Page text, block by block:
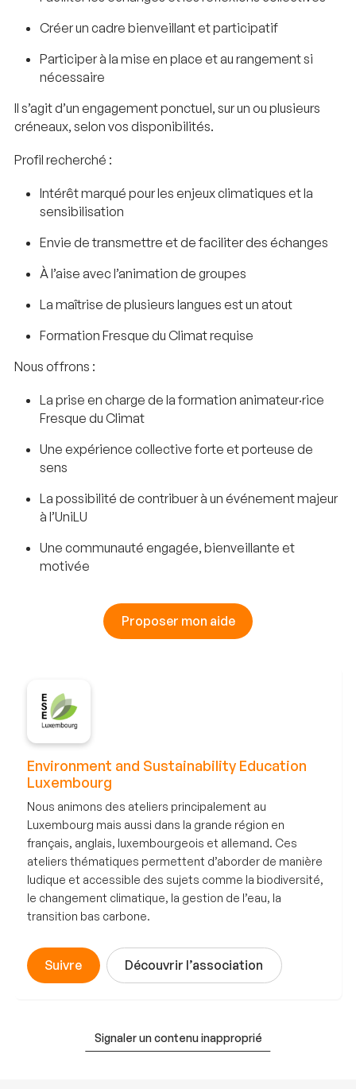
Créer un cadre bienveillant et participatif
Participer à la mise en place et au rangement si
nécessaire
Il s’agit d’un engagement ponctuel, sur un ou plusieurs
créneaux, selon vos disponibilités.
Profil recherché :
Intérêt marqué pour les enjeux climatiques et la
sensibilisation
Envie de transmettre et de faciliter des échanges
À l’aise avec l’animation de groupes
La maîtrise de plusieurs langues est un atout
Formation Fresque du Climat requise
Nous offrons :
La prise en charge de la formation animateur·rice
Fresque du Climat
Une expérience collective forte et porteuse de
sens
La possibilité de contribuer à un événement majeur
à l’UniLU
Une communauté engagée, bienveillante et
motivée
Proposer mon aide
Environment and Sustainability Education
Luxembourg
Nous animons des ateliers principalement au
Luxembourg mais aussi dans la grande région en
français, anglais, luxembourgeois et allemand. Ces
ateliers thématiques permettent d’aborder de manière
ludique et accessible des sujets comme la biodiversité,
le changement climatique, la gestion de l’eau, la
transition bas carbone.
Suivre Découvrir l’association
Signaler un contenu inapproprié